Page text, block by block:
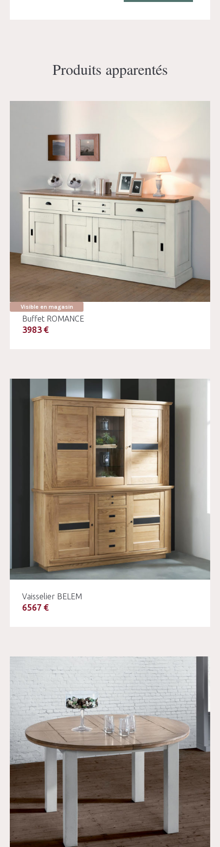
Produits apparentés
Visible en magasin
Buffet ROMANCE
3983 €
Vaisselier BELEM
6567 €